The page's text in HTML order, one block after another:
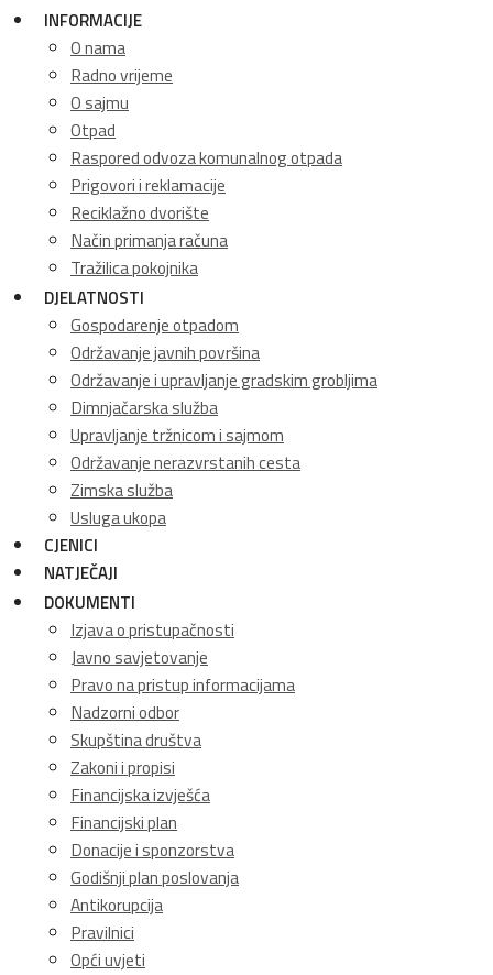
INFORMACIJE
O nama
Radno vrijeme
O sajmu
Otpad
Raspored odvoza komunalnog otpada
Prigovori i reklamacije
Reciklažno dvorište
Način primanja računa
Tražilica pokojnika
DJELATNOSTI
Gospodarenje otpadom
Održavanje javnih površina
Održavanje i upravljanje gradskim grobljima
Dimnjačarska služba
Upravljanje tržnicom i sajmom
Održavanje nerazvrstanih cesta
Zimska služba
Usluga ukopa
CJENICI
NATJEČAJI
DOKUMENTI
Izjava o pristupačnosti
Javno savjetovanje
Pravo na pristup informacijama
Nadzorni odbor
Skupština društva
Zakoni i propisi
Financijska izvješća
Financijski plan
Donacije i sponzorstva
Godišnji plan poslovanja
Antikorupcija
Pravilnici
Opći uvjeti